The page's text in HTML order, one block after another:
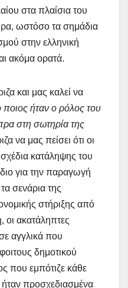
στα πλαίσια του
ωστόσο τα σημάδια
στην ελληνική
ακόμα ορατά.
και μας καλεί να
ποιος ήταν ο ρόλος του
στη σωτηρία της
να μας πείσει ότι οι
κατάληψης του
για την παραγωγή
σενάρια της
στήριξης από
οι ακατάληπτες
αγγλικά που
δημοτικού
που εμπότιζε κάθε
ήταν προσχεδιασμένα